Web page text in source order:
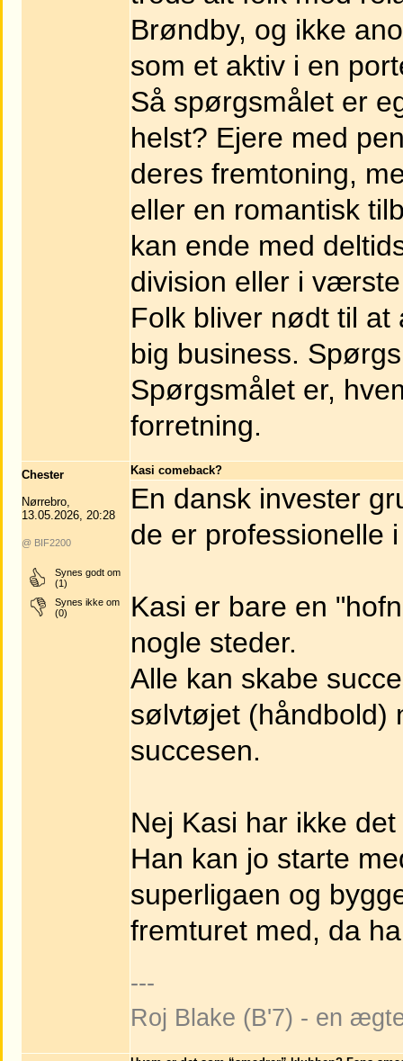
Brøndby, og ikke
som et aktiv i en
Så spørgsmålet er
helst? Ejere med
deres fremtoning,
eller en romantisk
kan ende med
division eller i
Folk bliver nødt til
big business.
Spørgsmålet er,
forretning.
Chester
Nørrebro,
13.05.2026, 20:28
@ BIF2200
Synes godt om
(1)
Synes ikke om
(0)
Kasi comeback?
En dansk invester
de er professionelle
Kasi er bare en
nogle steder.
Alle kan skabe
sølvtøjet (håndbold)
succesen.
Nej Kasi har ikke
Han kan jo starte
superligaen og
fremturet med, da
---
Roj Blake (B'7) - en